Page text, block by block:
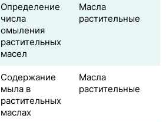
Определение
числа
омыления
растительных
масел
Масла
растительные
Содержание
мыла в
растительных
маслах
Масла
растительные